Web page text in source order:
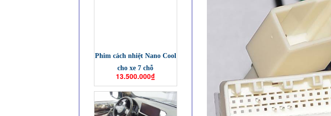
Phim cách nhiệt Nano Cool
cho xe 7 chỗ
13.500.000₫